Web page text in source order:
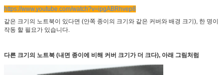
https://www.youtube.com/watch?v=ipgABRhvep8
같은 크기의 노트북이 있다면 (안쪽 종이의 크기와 같은 커버와 배경 크기), 한 명이
작동 할 필요가 있습니다.
다른 크기의 노트북 (내면 종이에 비해 커버 크기가 더 크다), 아래 그림처럼